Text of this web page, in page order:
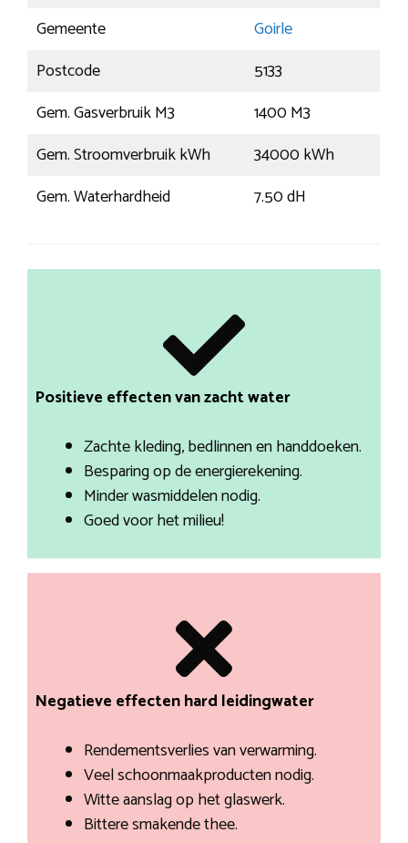
Gemeente
Goirle
Postcode
5133
Gem. Gasverbruik M3
1400 M3
Gem. Stroomverbruik kWh
34000 kWh
Gem. Waterhardheid
7.50 dH
Positieve effecten van zacht water
Zachte kleding, bedlinnen en handdoeken.
Besparing op de energierekening.
Minder wasmiddelen nodig.
Goed voor het milieu!
Negatieve effecten hard leidingwater
Rendementsverlies van verwarming.
Veel schoonmaakproducten nodig.
Witte aanslag op het glaswerk.
Bittere smakende thee.